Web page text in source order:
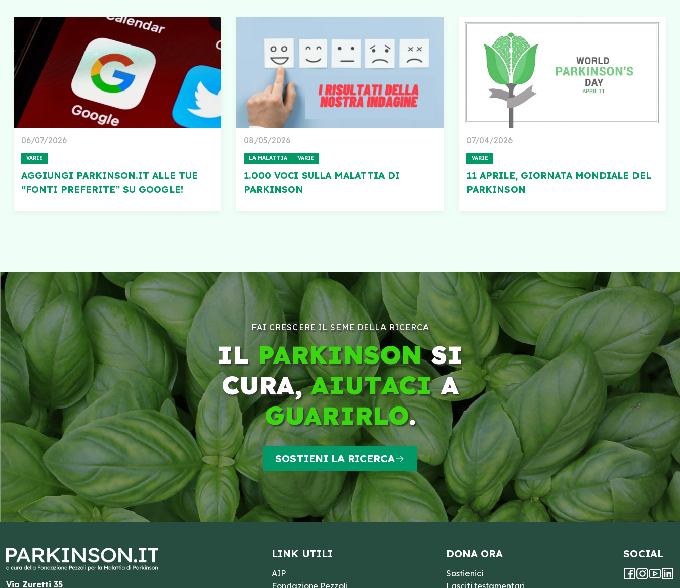
06/07/2026
VARIE
AGGIUNGI PARKINSON.IT ALLE TUE
“FONTI PREFERITE” SU GOOGLE!
08/05/2026
LA MALATTIA VARIE
1.000 VOCI SULLA MALATTIA DI
PARKINSON
07/04/2026
VARIE
11 APRILE, GIORNATA MONDIALE DEL
PARKINSON
FAI CRESCERE IL SEME DELLA RICERCA
ILPARKINSONSI
CURA,AIUTACIA
GUARIRLO.
SOSTIENI LA RICERCA
Via Zuretti 35
LINK UTILI
AIP
Fondazione Pezzoli
DONA ORA
Sostienici
Lasciti testamentari
SOCIAL